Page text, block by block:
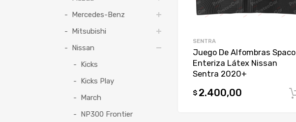
SENTRA
Juego De Alfombras Spaco
Enteriza Látex Nissan
Sentra 2020+
$ 2.400,00
Mercedes-Benz
Mitsubishi
Nissan
Kicks
Kicks Play
March
NP300 Frontier